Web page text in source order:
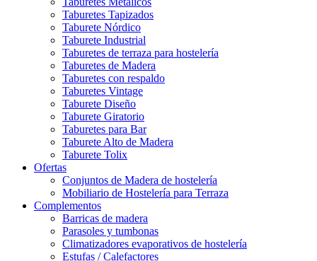
Taburetes Tapizados
Taburete Nórdico
Taburete Industrial
Taburetes de terraza para hostelería
Taburetes de Madera
Taburetes con respaldo
Taburetes Vintage
Taburete Diseño
Taburete Giratorio
Taburetes para Bar
Taburete Alto de Madera
Taburete Tolix
Ofertas
Conjuntos de Madera de hostelería
Mobiliario de Hostelería para Terraza
Complementos
Barricas de madera
Parasoles y tumbonas
Climatizadores evaporativos de hostelería
Estufas / Calefactores